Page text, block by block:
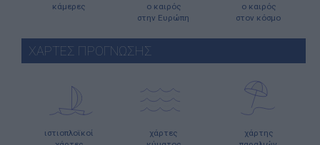
κάμερες
ο καιρός
στην Ευρώπη
ο καιρός
στον κόσμο
ΧΑΡΤΕΣ ΠΡΟΓΝΩΣΗΣ
ιστιοπλοϊκοί
χάρτες
χάρτης